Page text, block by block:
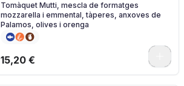
Tomàquet Mutti, mescla de formatges
mozzarella i emmental, tàperes, anxoves de
Palamos, olives i orenga
15,20 €